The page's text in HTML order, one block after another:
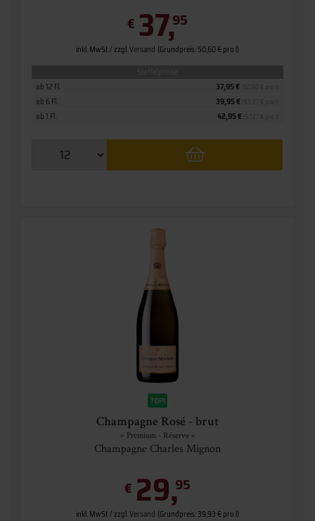
€ 37,95
inkl. MwSt. / zzgl.Versand (Grundpreis: 50,60 € pro l)
ab 1 Fl. 42,95 €
ab 6 Fl. 39,95 €
ab 12 Fl. 37,95 €
Champagne Rosé - brut
» Premium - Réserve «
Champagne Charles Mignon
€ 29,95
inkl. MwSt. / zzgl.Versand (Grundpreis: 39,93 € pro l)